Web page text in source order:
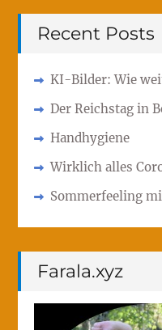
Recent Posts
KI-Bilder: Wie
Der Reichstag in
Handhygiene
Wirklich alles
Sommerfeeling
Farala.xyz